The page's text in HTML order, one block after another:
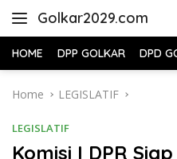
Golkar2029.com
HOME DPP GOLKAR DPD
Home LEGISLATIF
LEGISLATIF
Komisi I DPR